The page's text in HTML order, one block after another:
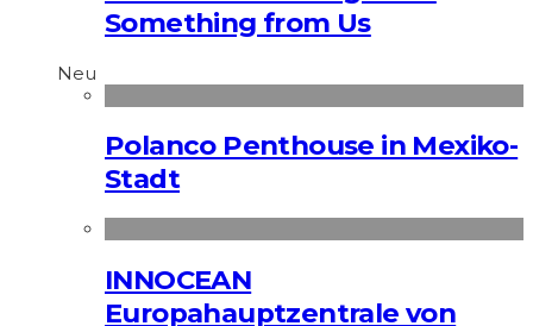
Something from Us
Neu
Polanco Penthouse in Mexiko-
Stadt
INNOCEAN
Europahauptzentrale von